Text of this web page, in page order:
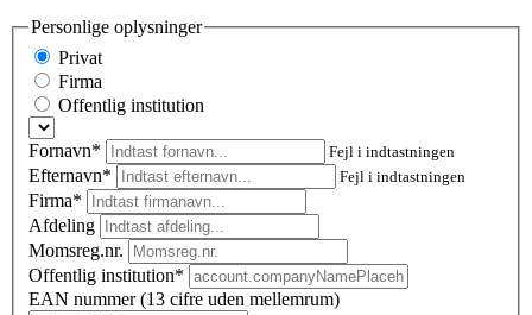
Personlige oplysninger
Privat
Firma
Offentlig institution
Fornavn* Fejl i indtastningen
Efternavn* Fejl i indtastningen
Firma*
Afdeling
Momsreg.nr.
Offentlig institution*
EAN nummer (13 cifre uden mellemrum)